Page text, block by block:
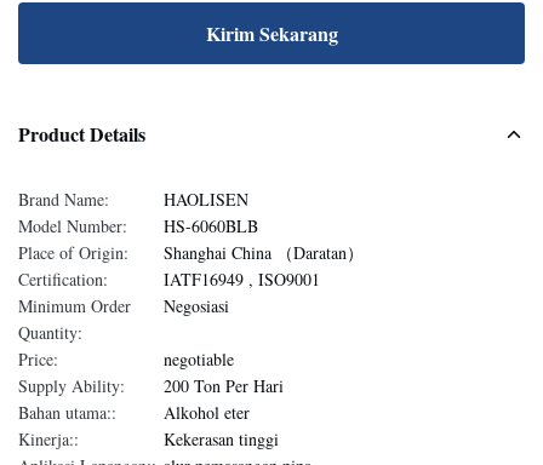
Kirim Sekarang
Product Details
Brand Name:
HAOLISEN
Model Number:
HS-6060BLB
Place of Origin:
Shanghai China （Daratan）
Certification:
IATF16949 , ISO9001
Minimum Order
Quantity:
Negosiasi
Price:
negotiable
Supply Ability:
200 Ton Per Hari
Bahan utama::
Alkohol eter
Kinerja::
Kekerasan tinggi